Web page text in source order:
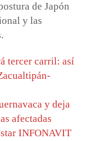
de Japón
y las
tercer carril: así
y deja
afectadas
INFONAVIT